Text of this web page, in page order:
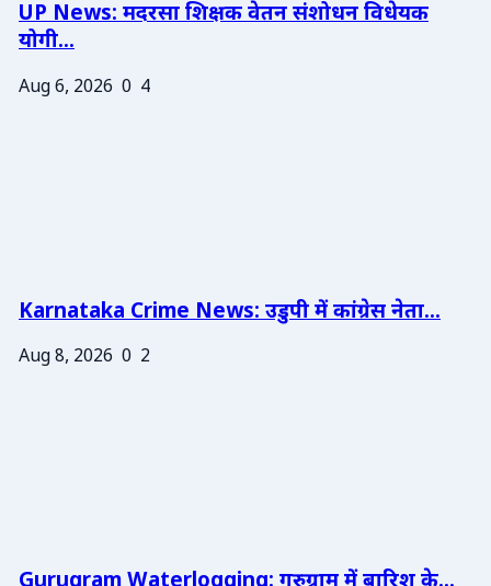
UP News: मदरसा शिक्षक वेतन संशोधन विधेयक
योगी...
Aug 6, 2026 0 4
Karnataka Crime News: उडुपी में कांग्रेस नेता...
Aug 8, 2026 0 2